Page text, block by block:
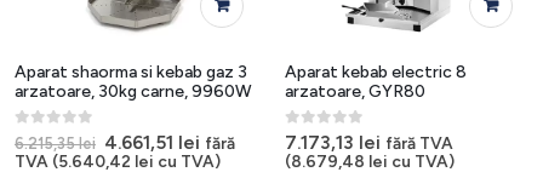
Aparat shaorma si kebab gaz 3
arzatoare, 30kg carne, 9960W
0 out of 5
6.215,35lei Prețul
inițial
4.661,51 leiPrețul
curent
fără
TVA (5.640,42 lei cu TVA)
Aparat kebab electric 8
arzatoare, GYR80
0out of 5
7.173,13 lei fără TVA
(8.679,48 lei cu TVA)